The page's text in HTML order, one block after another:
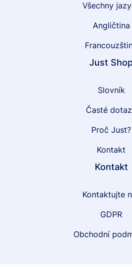
Všechny
Angličtina
Just
Slovník
Časté
Proč Just?
Kontakt
Kontakt
Kontaktujte
GDPR
Obchodní